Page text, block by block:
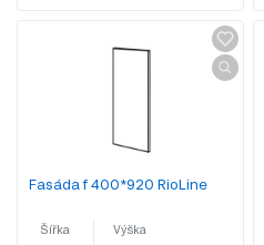
Fasáda f 400*920 RioLine
Šířka Výška